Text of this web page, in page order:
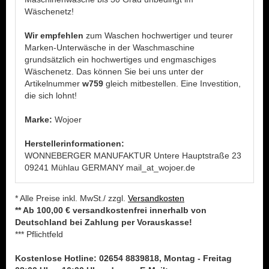
Wäschenetz!
Wir empfehlen zum Waschen hochwertiger und teurer
Marken-Unterwäsche in der Waschmaschine
grundsätzlich ein hochwertiges und engmaschiges
Wäschenetz. Das können Sie bei uns unter der
Artikelnummer w759 gleich mitbestellen. Eine Investition,
die sich lohnt!
Marke: Wojoer
Herstellerinformationen:
WONNEBERGER MANUFAKTUR Untere Hauptstraße 23
09241 Mühlau GERMANY mail_at_wojoer.de
* Alle Preise inkl. MwSt./ zzgl. Versandkosten
** Ab 100,00 € versandkostenfrei innerhalb von
Deutschland bei Zahlung per Vorauskasse!
*** Pflichtfeld
Kostenlose Hotline: 02654 8839818, Montag - Freitag